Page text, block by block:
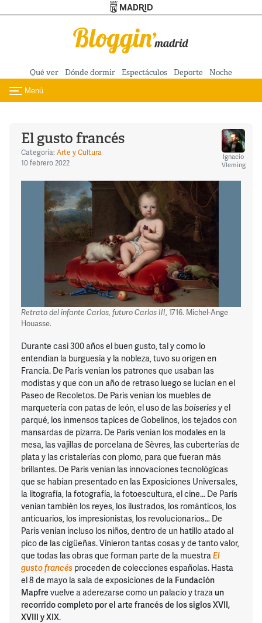
Pasar al contenido principal
Qué ver Dónde dormir Espectáculos Deporte Noche
Toggle navigation
Menú
El gusto francés
Categoría: Arte y Cultura
10 febrero 2022
Ignacio
Vleming
Retrato del infante Carlos, futuro Carlos III, 1716. Michel-Ange
Houasse.
Durante casi 300 años el buen gusto, tal y como lo
entendían la burguesía y la nobleza, tuvo su origen en
Francia. De París venían los patrones que usaban las
modistas y que con un año de retraso luego se lucían en el
Paseo de Recoletos. De París venían los muebles de
marquetería con patas de león, el uso de lasboiseries y el
parqué, los inmensos tapices de Gobelinos, los tejados con
mansardas de pizarra. De París venían los modales en la
mesa, las vajillas de porcelana de Sèvres, las cuberterías de
plata y las cristalerías con plomo, para que fueran más
brillantes. De París venían las innovaciones tecnológicas
que se habían presentado en las Exposiciones Universales,
la litografía, la fotografía, la fotoescultura, el cine… De París
venían también los reyes, los ilustrados, los románticos, los
anticuarios, los impresionistas, los revolucionarios… De
París venían incluso los niños, dentro de un hatillo atado al
pico de las cigüeñas. Vinieron tantas cosas y de tanto valor,
que todas las obras que forman parte de la muestraEl
gusto francés proceden de colecciones españolas. Hasta
el 8 de mayo la sala de exposiciones de la Fundación
Mapfre vuelve a aderezarse como un palacio y traza un
recorrido completo por el arte francés de los siglos XVII,
XVIII y XIX.